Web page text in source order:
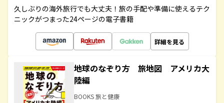
久しぶりの海外旅行でも大丈夫！旅の手配や準備に使えるテク
ニックがつまった24ページの電子書籍
詳細を見る
地球のなぞり方 旅地図 アメリカ大
陸編
BOOKS 旅と健康